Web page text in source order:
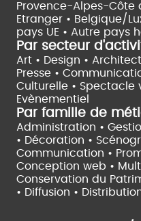
Provence-Alpes-Côte
Etranger • Belgique/
pays UE • Autre pays
Par secteur
Art • Design •
Presse •
Culturelle • Spectacle
Evènementiel
Par famille de
Administration •
• Décoration •
Communication •
Conception web •
Conservation du
• Diffusion •